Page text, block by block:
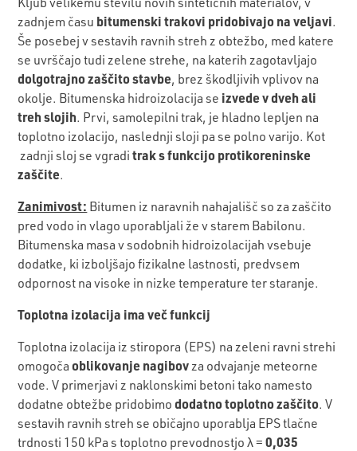
zadnjem času bitumenski trakovi pridobivajo na veljavi.
Še posebej v sestavih ravnih streh z obtežbo, med katere
se uvrščajo tudi zelene strehe, na katerih zagotavljajo
dolgotrajno zaščito stavbe, brez škodljivih vplivov na
okolje. Bitumenska hidroizolacija se izvede v dveh ali
treh slojih. Prvi, samolepilni trak, je hladno lepljen na
toplotno izolacijo, naslednji sloji pa se polno varijo. Kot
zadnji sloj se vgraditrak s funkcijo protikoreninske
zaščite.
Zanimivost: Bitumen iz naravnih nahajališč so za zaščito
pred vodo in vlago uporabljali že v starem Babilonu.
Bitumenska masa v sodobnih hidroizolacijah vsebuje
dodatke, ki izboljšajo fizikalne lastnosti, predvsem
odpornost na visoke in nizke temperature ter staranje.
Toplotna izolacija ima več funkcij
Toplotna izolacija iz stiropora (EPS) na zeleni ravni strehi
omogočaoblikovanje nagibov za odvajanje meteorne
vode. V primerjavi z naklonskimi betoni tako namesto
dodatne obtežbe pridobimododatno toplotno zaščito. V
sestavih ravnih streh se običajno uporablja EPS tlačne
trdnosti 150 kPa s toplotno prevodnostjo λ =0,035